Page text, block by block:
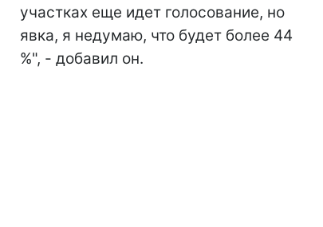
участках еще идет голосование, но
явка, я недумаю, что будет более 44
%", - добавил он.